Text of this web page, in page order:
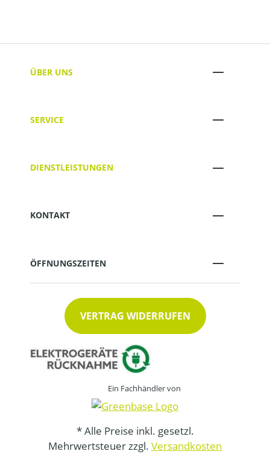
ÜBER UNS
SERVICE
DIENSTLEISTUNGEN
KONTAKT
ÖFFNUNGSZEITEN
VERTRAG WIDERRUFEN
Ein Fachhändler von
* Alle Preise inkl. gesetzl.
Mehrwertsteuer zzgl. Versandkosten